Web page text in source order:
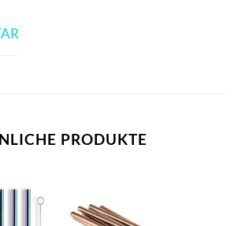
PRODUKTE